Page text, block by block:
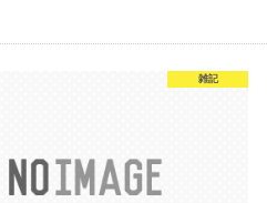
雑記